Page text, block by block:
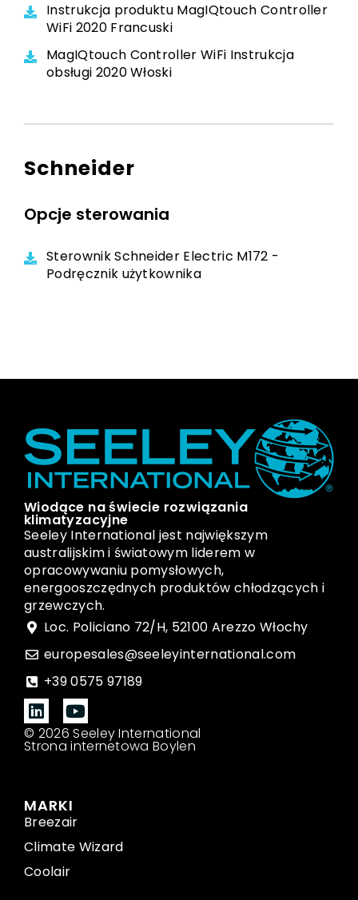
Instrukcja produktu MagIQtouch Controller
WiFi 2020 Francuski
MagIQtouch Controller WiFi Instrukcja
obsługi 2020 Włoski
Schneider
Opcje sterowania
Sterownik Schneider Electric M172 -
Podręcznik użytkownika
Wiodące na świecie rozwiązania
klimatyzacyjne
Seeley International jest największym
australijskim i światowym liderem w
opracowywaniu pomysłowych,
energooszczędnych produktów chłodzących i
grzewczych.
Loc. Policiano 72/H, 52100 Arezzo Włochy
europesales@seeleyinternational.com
+39 0575 97189
© 2026 Seeley International
Strona internetowa Boylen
MARKI
Breezair
Climate Wizard
Coolair